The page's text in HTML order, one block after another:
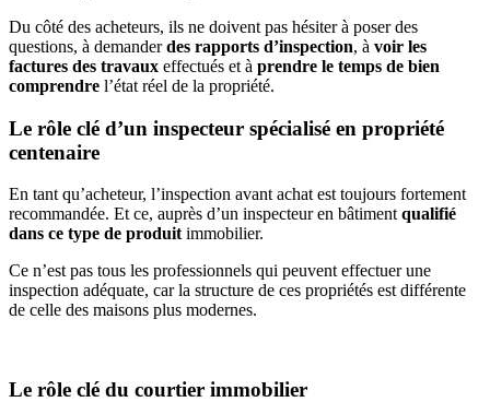
Du côté des acheteurs, ils ne doivent pas hésiter à poser des
questions, à demanderdes rapports d’inspection, à voir les
factures des travaux effectués et à prendre le temps de bien
comprendre l’état réel de la propriété.
Le rôle clé d’un inspecteur spécialisé en propriété
centenaire
En tant qu’acheteur, l’inspection avant achat est toujours fortement
recommandée. Et ce, auprès d’un inspecteur en bâtiment qualifié
dans ce type de produit immobilier.
Ce n’est pas tous les professionnels qui peuvent effectuer une
inspection adéquate, car la structure de ces propriétés est différente
de celle des maisons plus modernes.
Le rôle clé du courtier immobilier